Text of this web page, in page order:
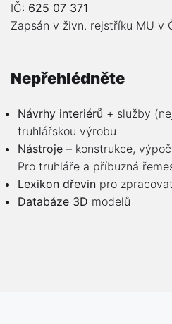
IČ: 625 07 371
Zapsán v živn. rejstříku MU v
Nepřehlédněte
Návrhy interiérů + služby
truhlářskou výrobu
Nástroje – konstrukce,
Pro truhláře a příbuzná
Lexikon dřevin pro
Databáze 3D modelů